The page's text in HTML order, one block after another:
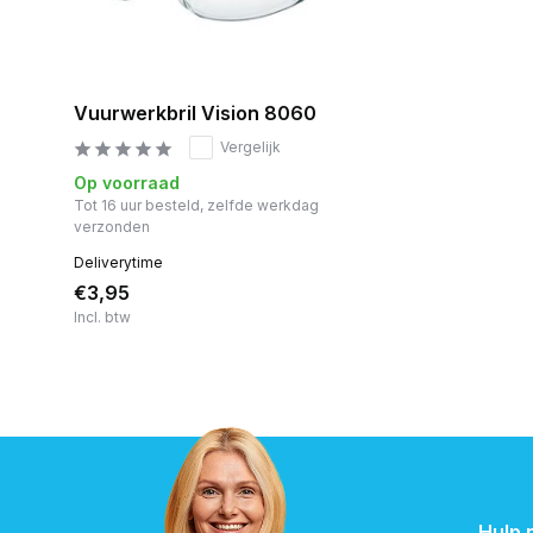
Vuurwerkbril Vision 8060
Vergelijk
Op voorraad
Tot 16 uur besteld, zelfde werkdag
verzonden
Deliverytime
€3,95
Incl. btw